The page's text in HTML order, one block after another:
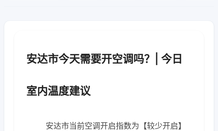
安达市今天需要开空调吗？| 今日
室内温度建议
安达市当前空调开启指数为【较少开启】